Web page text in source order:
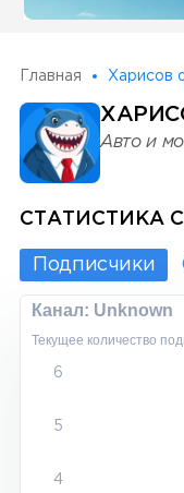
Главная Харисов
Авто и
СТАТИСТИКА
Подписчики
Канал: Unknown
Текущее количество
6
5
4